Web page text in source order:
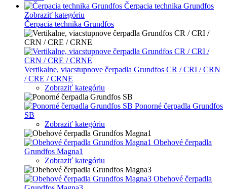
Čerpacia technika Grundfos
Zobraziť kategóriu
Čerpacia technika Grundfos
Vertikalne, viacstupnove čerpadla Grundfos CR / CRI / CRN
/ CRE / CRNE
Zobraziť kategóriu
Ponorné čerpadla Grundfos
SB
Zobraziť kategóriu
Obehové čerpadla
Grundfos Magna1
Zobraziť kategóriu
Obehové čerpadla